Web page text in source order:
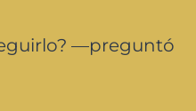
—preguntó